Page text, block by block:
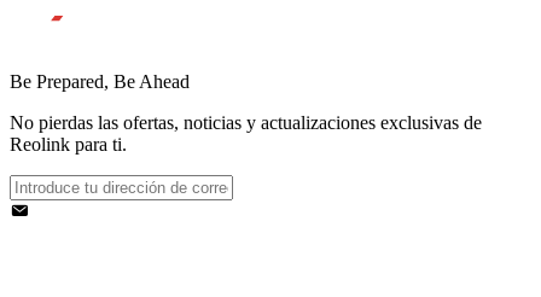
Be Prepared, Be Ahead
No pierdas las ofertas, noticias y actualizaciones exclusivas de
Reolink para ti.